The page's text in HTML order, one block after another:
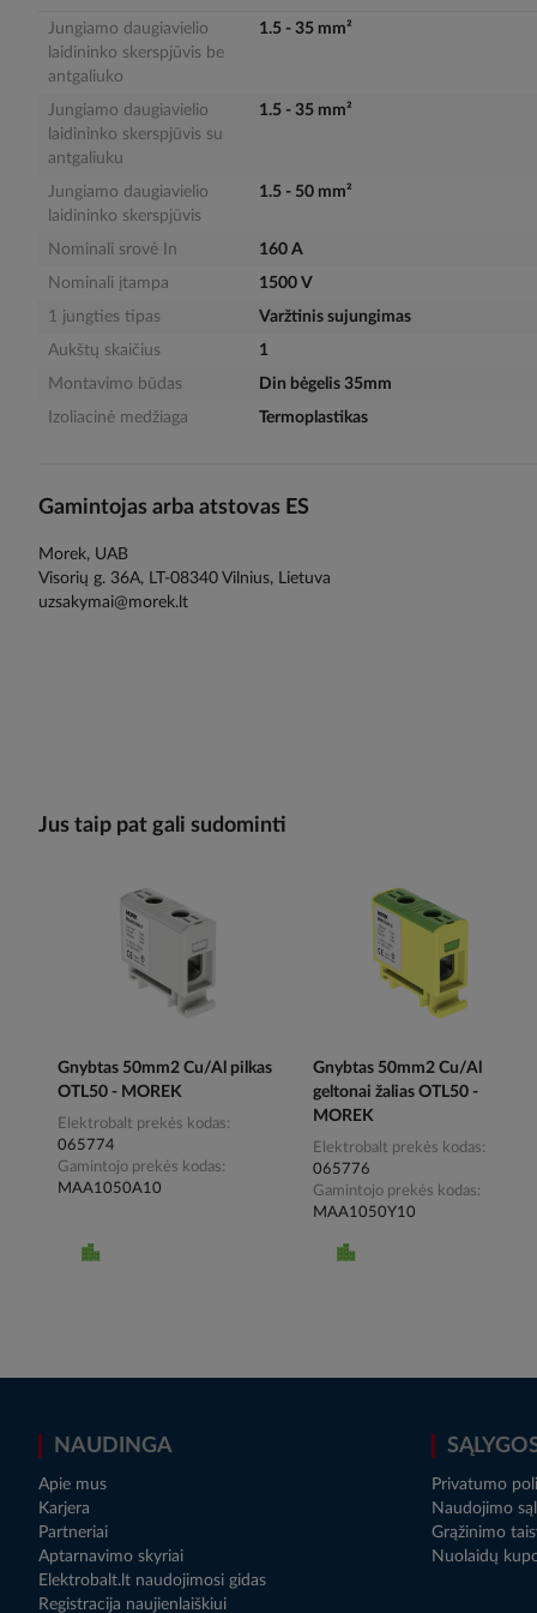
gallery
Jungiamo daugiavielio
laidininko skerspjūvis be
antgaliuko
1.5 - 35 mm²
Jungiamo daugiavielio
laidininko skerspjūvis su
antgaliuku
1.5 - 35 mm²
Jungiamo daugiavielio
laidininko skerspjūvis
1.5 - 50 mm²
Nominali srovė In
160 A
Nominali įtampa
1500 V
1 jungties tipas
Varžtinis sujungimas
Aukštų skaičius
1
Montavimo būdas
Din bėgelis 35mm
Izoliacinė medžiaga
Termoplastikas
Gamintojas arba atstovas ES
Morek, UAB
Visorių g. 36A, LT-08340 Vilnius, Lietuva
uzsakymai@morek.lt
Jus taip pat gali sudominti
Gnybtas 50mm2 Cu/Al pilkas
OTL50 - MOREK
Elektrobalt prekės kodas
065774
Gamintojo prekės kodas
MAA1050A10
Gnybtas 50mm2 Cu/Al
geltonai žalias OTL50 -
MOREK
Elektrobalt prekės kodas
065776
Gamintojo prekės kodas
MAA1050Y10
NAUDINGA
Apie mus
Karjera
Partneriai
Aptarnavimo skyriai
Elektrobalt.lt naudojimosi gidas
Registracija naujienlaiškiui
Privatumo
Naudojimo
Grąžinimo
Nuolaidų